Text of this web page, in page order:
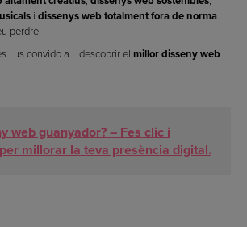
i dissenys web totalment fora de norma…
perdre.
i us convido a… descobrir el millor disseny web
web guanyador? – Fes clic i
millorar la teva presència digital.